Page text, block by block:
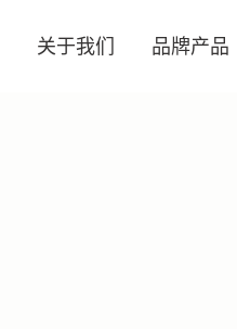
关于我们 品牌产品